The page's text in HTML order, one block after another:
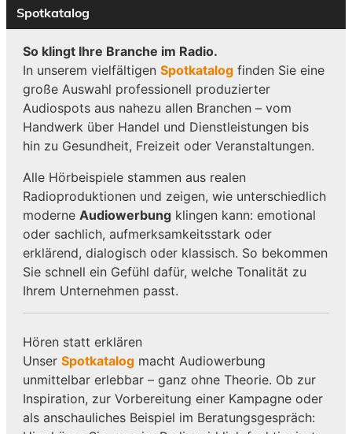
Spotkatalog
So klingt Ihre Branche im Radio.
In unserem vielfältigen Spotkatalogfinden Sie eine
große Auswahl professionell produzierter
Audiospots aus nahezu allen Branchen – vom
Handwerk über Handel und Dienstleistungen bis
hin zu Gesundheit, Freizeit oder Veranstaltungen.
Alle Hörbeispiele stammen aus realen
Radioproduktionen und zeigen, wie unterschiedlich
moderne Audiowerbungklingen kann: emotional
oder sachlich, aufmerksamkeitsstark oder
erklärend, dialogisch oder klassisch. So bekommen
Sie schnell ein Gefühl dafür, welche Tonalität zu
Ihrem Unternehmen passt.
Hören statt erklären
Unser Spotkatalogmacht Audiowerbung
unmittelbar erlebbar – ganz ohne Theorie. Ob zur
Inspiration, zur Vorbereitung einer Kampagne oder
als anschauliches Beispiel im Beratungsgespräch: